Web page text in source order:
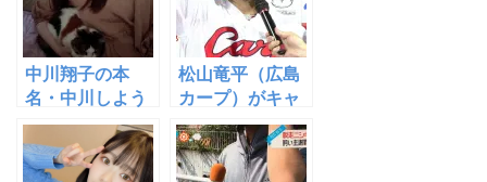
中川翔子の本
名・中川しよう
こになった理由
は？
松山竜平（広島
カープ）がキャ
バ嬢にSMプレイ
を晒された動画
や画像がヤバ